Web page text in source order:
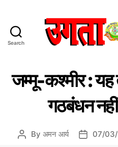
Search
र
त
दी
C
a
विजम्मू-कश्मीर : यह
गठबंधन
P By अमन आर्य
P 07/